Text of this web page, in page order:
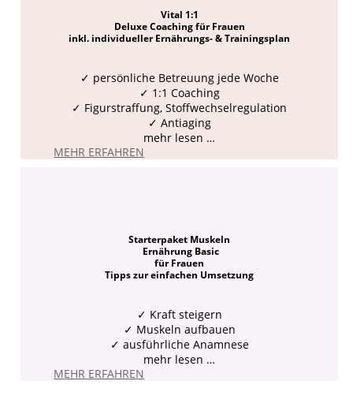
Vital 1:1
Deluxe Coaching für Frauen
inkl. individueller Ernährungs- & Trainingsplan
✓ persönliche Betreuung jede Woche
✓ 1:1 Coaching
✓ Figurstraffung, Stoffwechselregulation
✓ Antiaging
mehr lesen …
MEHR ERFAHREN
Starterpaket Muskeln
Ernährung Basic
für Frauen
Tipps zur einfachen Umsetzung
✓ Kraft steigern
✓ Muskeln aufbauen
✓ ausführliche Anamnese
mehr lesen …
MEHR ERFAHREN